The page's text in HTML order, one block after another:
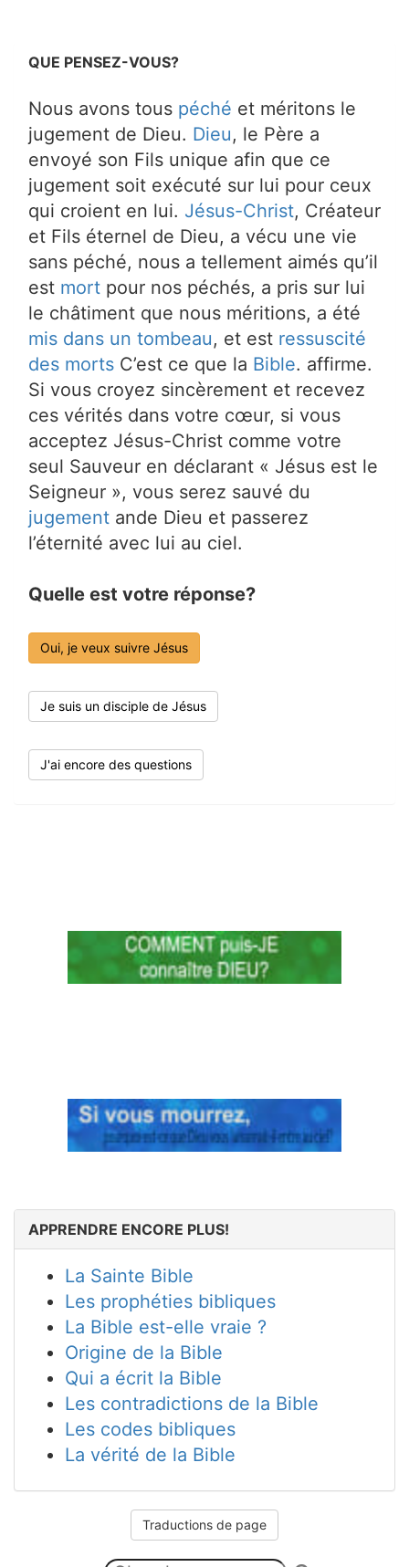
QUE PENSEZ-VOUS?
Nous avons tous péché et méritons le
jugement de Dieu. Dieu, le Père a
envoyé son Fils unique afin que ce
jugement soit exécuté sur lui pour ceux
qui croient en lui. Jésus-Christ, Créateur
et Fils éternel de Dieu, a vécu une vie
sans péché, nous a tellement aimés qu’il
est mort pour nos péchés, a pris sur lui
le châtiment que nous méritions, a été
mis dans un tombeau, et est ressuscité
des morts C’est ce que la Bible. affirme.
Si vous croyez sincèrement et recevez
ces vérités dans votre cœur, si vous
acceptez Jésus-Christ comme votre
seul Sauveur en déclarant « Jésus est le
Seigneur », vous serez sauvé du
jugement ande Dieu et passerez
l’éternité avec lui au ciel.
Quelle est votre réponse?
Oui, je veux suivre Jésus
Je suis un disciple de Jésus
J'ai encore des questions
APPRENDRE ENCORE PLUS!
La Sainte Bible
Les prophéties bibliques
La Bible est-elle vraie ?
Origine de la Bible
Qui a écrit la Bible
Les contradictions de la Bible
Les codes bibliques
La vérité de la Bible
Traductions de page